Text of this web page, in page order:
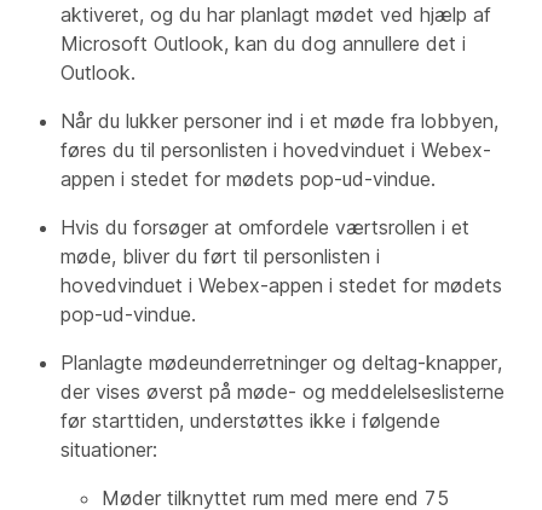
aktiveret, og du har planlagt mødet ved hjælp af
Microsoft Outlook, kan du dog annullere det i
Outlook.
Når du lukker personer ind i et møde fra lobbyen,
føres du til personlisten i hovedvinduet i Webex-
appen i stedet for mødets pop-ud-vindue.
Hvis du forsøger at omfordele værtsrollen i et
møde, bliver du ført til personlisten i
hovedvinduet i Webex-appen i stedet for mødets
pop-ud-vindue.
Planlagte mødeunderretninger og deltag-knapper,
der vises øverst på møde- og meddelelseslisterne
før starttiden, understøttes ikke i følgende
situationer:
Møder tilknyttet rum med mere end 75